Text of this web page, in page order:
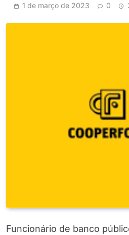
1 de março de 2023 0
Funcionário de banco